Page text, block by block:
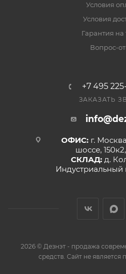
Условия
Условия
Гарантия на
Вопрос-
+7 495
ЗАКАЗАТЬ
ОФИС: г.
шоссе,
СКЛАД: д.
Индустриальный
2026 © Дезнэт - продажа
средств. Сайт не является